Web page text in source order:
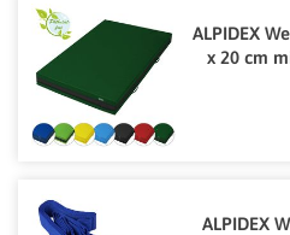
ALPIDEX
x 20 cm
ALPIDEX